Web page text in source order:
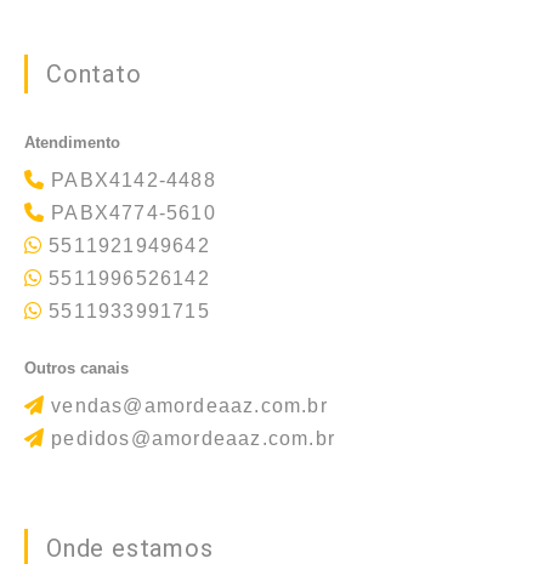
Contato
Atendimento
PABX4142-4488
PABX4774-5610
5511921949642
5511996526142
5511933991715
Outros canais
vendas@amordeaaz.com.br
pedidos@amordeaaz.com.br
Onde estamos